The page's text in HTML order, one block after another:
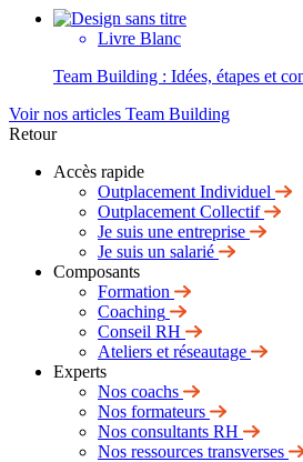
Livre Blanc
Team Building : Idées, étapes et
Voir nos articles Team Building
Retour
Accès rapide
Outplacement Individuel
Outplacement Collectif
Je suis une entreprise
Je suis un salarié
Composants
Formation
Coaching
Conseil RH
Ateliers et réseautage
Experts
Nos coachs
Nos formateurs
Nos consultants RH
Nos ressources transverses